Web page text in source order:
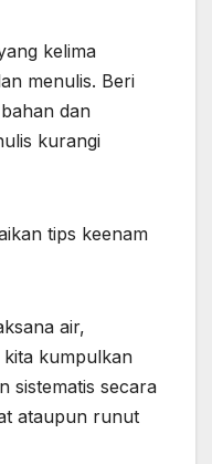
kelima
menulis. Beri
dan
kurangi
tips keenam
air,
kumpulkan
sistematis secara
ataupun runut